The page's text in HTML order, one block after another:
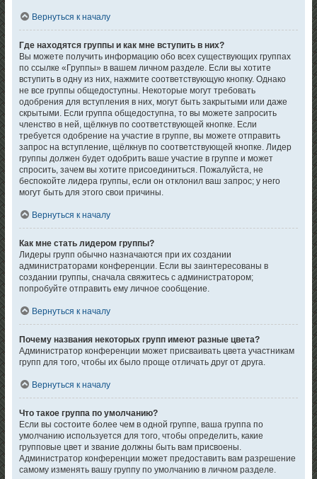
Вернуться к началу
Где находятся группы и как мне вступить в них?
Вы можете получить информацию обо всех существующих группах
по ссылке «Группы» в вашем личном разделе. Если вы хотите
вступить в одну из них, нажмите соответствующую кнопку. Однако
не все группы общедоступны. Некоторые могут требовать
одобрения для вступления в них, могут быть закрытыми или даже
скрытыми. Если группа общедоступна, то вы можете запросить
членство в ней, щёлкнув по соответствующей кнопке. Если
требуется одобрение на участие в группе, вы можете отправить
запрос на вступление, щёлкнув по соответствующей кнопке. Лидер
группы должен будет одобрить ваше участие в группе и может
спросить, зачем вы хотите присоединиться. Пожалуйста, не
беспокойте лидера группы, если он отклонил ваш запрос; у него
могут быть для этого свои причины.
Вернуться к началу
Как мне стать лидером группы?
Лидеры групп обычно назначаются при их создании
администраторами конференции. Если вы заинтересованы в
создании группы, сначала свяжитесь с администратором;
попробуйте отправить ему личное сообщение.
Вернуться к началу
Почему названия некоторых групп имеют разные цвета?
Администратор конференции может присваивать цвета участникам
групп для того, чтобы их было проще отличать друг от друга.
Вернуться к началу
Что такое группа по умолчанию?
Если вы состоите более чем в одной группе, ваша группа по
умолчанию используется для того, чтобы определить, какие
групповые цвет и звание должны быть вам присвоены.
Администратор конференции может предоставить вам разрешение
самому изменять вашу группу по умолчанию в личном разделе.